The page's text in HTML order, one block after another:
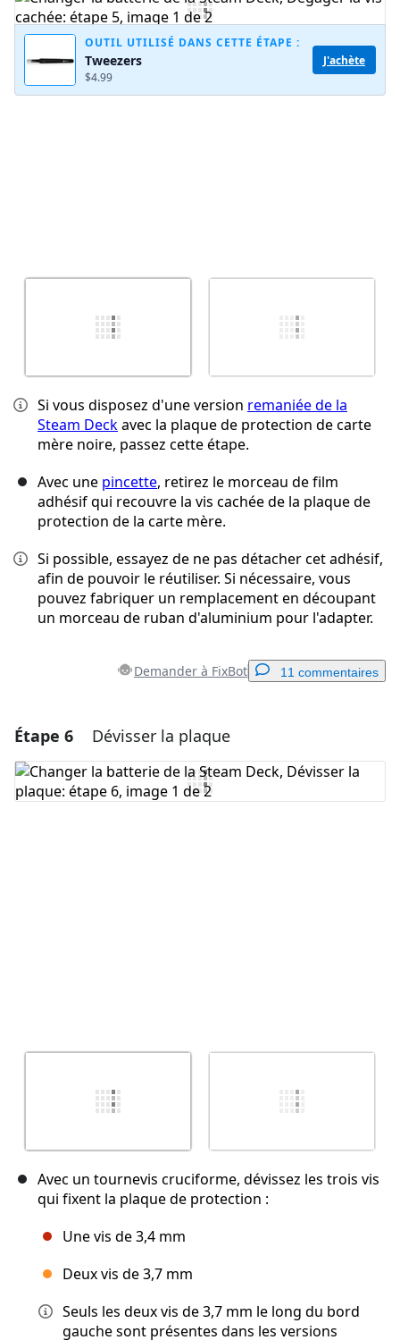
Ajouter un commentaire
OUTIL UTILISÉ DANS CETTE ÉTAPE :
Tweezers
$4.99
J'achète
Si vous disposez d'une version remaniée de la
Steam Deckavec la plaque de protection de carte
mère noire, passez cette étape.
Avec une pincette, retirez le morceau de film
adhésif qui recouvre la vis cachée de la plaque de
protection de la carte mère.
Si possible, essayez de ne pas détacher cet adhésif,
afin de pouvoir le réutiliser. Si nécessaire, vous
pouvez fabriquer un remplacement en découpant
un morceau de ruban d'aluminium pour l'adapter.
Demander à FixBot 11 commentaires
Ajouter un commentaire
Ajouter un commentaire
Étape 6 Dévisser la plaque
Avec un tournevis cruciforme, dévissez les trois vis
qui fixent la plaque de protection :
Une vis de 3,4 mm
Deux vis de 3,7 mm
Seuls les deux vis de 3,7 mm le long du bord
gauche sont présentes dans les versions